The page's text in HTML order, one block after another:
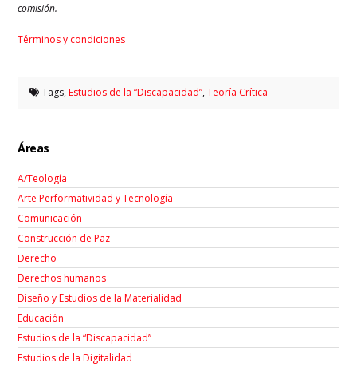
comisión.
Términos y condiciones
Tags,Estudios de la “Discapacidad”,Teoría Crítica
Áreas
A/Teología
Arte Performatividad y Tecnología
Comunicación
Construcción de Paz
Derecho
Derechos humanos
Diseño y Estudios de la Materialidad
Educación
Estudios de la “Discapacidad”
Estudios de la Digitalidad